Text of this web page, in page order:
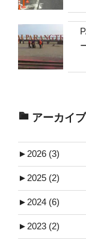
アーカイブ
► 2026 (3)
► 2025 (2)
► 2024 (6)
► 2023 (2)